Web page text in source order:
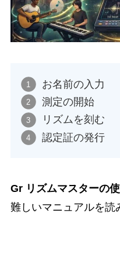
お名前の入力
測定の開始
リズムを刻む
認定証の発行
Gr リズムマスターの
難しいマニュアルを読